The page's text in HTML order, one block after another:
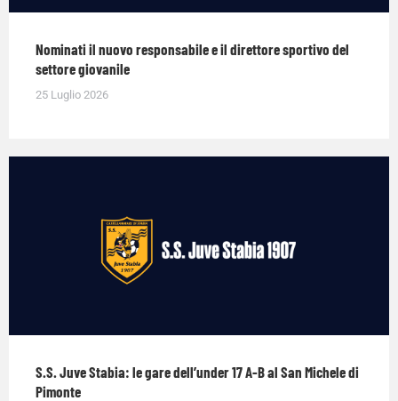
Nominati il nuovo responsabile e il direttore sportivo del
settore giovanile
25 Luglio 2026
S.S. Juve Stabia: le gare dell’under 17 A-B al San Michele di
Pimonte